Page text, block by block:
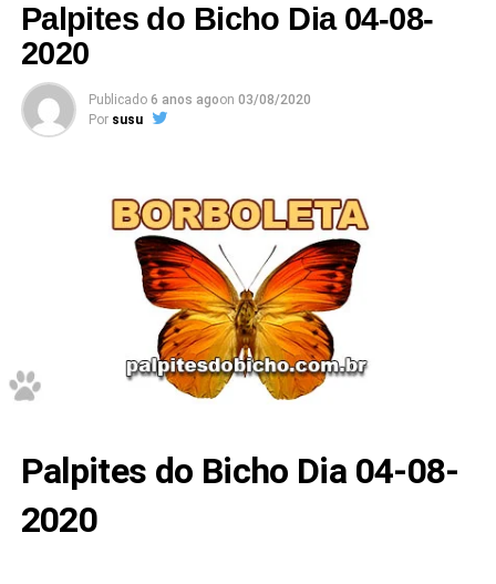
Palpites do Bicho Dia 04-08-
2020
Publicado 6 anos agoon 03/08/2020
Por susu
Palpites do Bicho Dia 04-08-
2020